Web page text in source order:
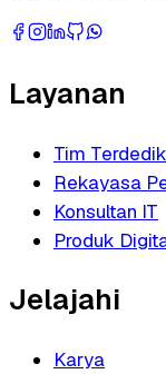
Layanan
Tim
Rekayasa
Konsultan IT
Produk
Jelajahi
Karya